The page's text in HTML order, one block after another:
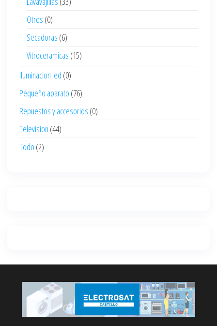
Otros (0)
Secadoras (6)
Vitroceramicas (15)
Iluminacion led (0)
Pequeño aparato (76)
Repuestos y accesorios (0)
Television (44)
Todo (2)